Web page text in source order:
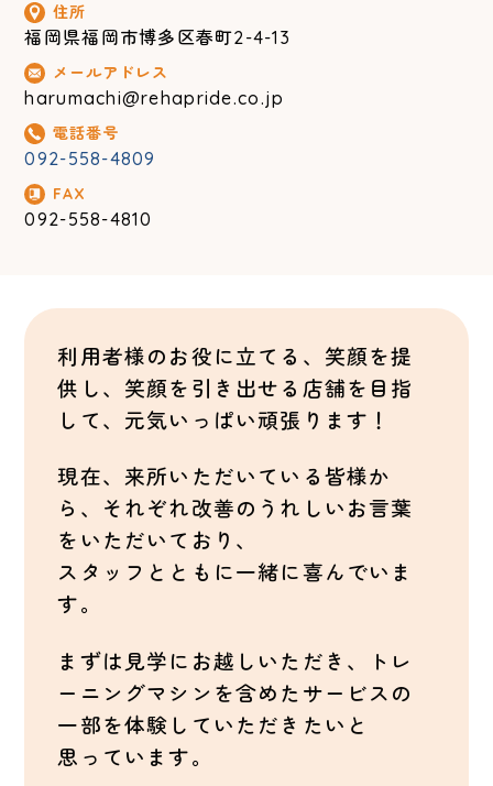
住所
福岡県福岡市博多区春町2-4-13
メールアドレス
harumachi@rehapride.co.jp
電話番号
092-558-4809
FAX
092-558-4810
利用者様のお役に立てる、笑顔を提
供し、笑顔を引き出せる店舗を目指
して、元気いっぱい頑張ります！
現在、来所いただいている皆様か
ら、それぞれ改善のうれしいお言葉
をいただいており、
スタッフとともに一緒に喜んでいま
す。
まずは見学にお越しいただき、トレ
ーニングマシンを含めたサービスの
一部を体験していただきたいと
思っています。